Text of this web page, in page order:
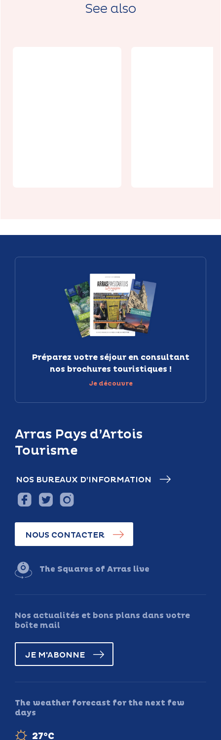
See also
Arras Pays d’Artois
Tourisme
NOS BUREAUX D’INFORMATION
NOUS CONTACTER
The Squares of Arras live
Nos actualités et bons plans dans votre
boîte mail
JE M'ABONNE
The weather forecast for the next few
days
27°C
Préparez votre séjour en consultant
nos brochures touristiques !
Je découvre